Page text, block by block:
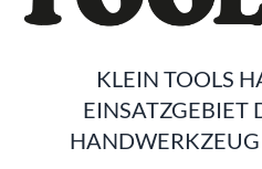
KLEIN TOOLS
EINSATZGEBIET
HANDWERKZEUG